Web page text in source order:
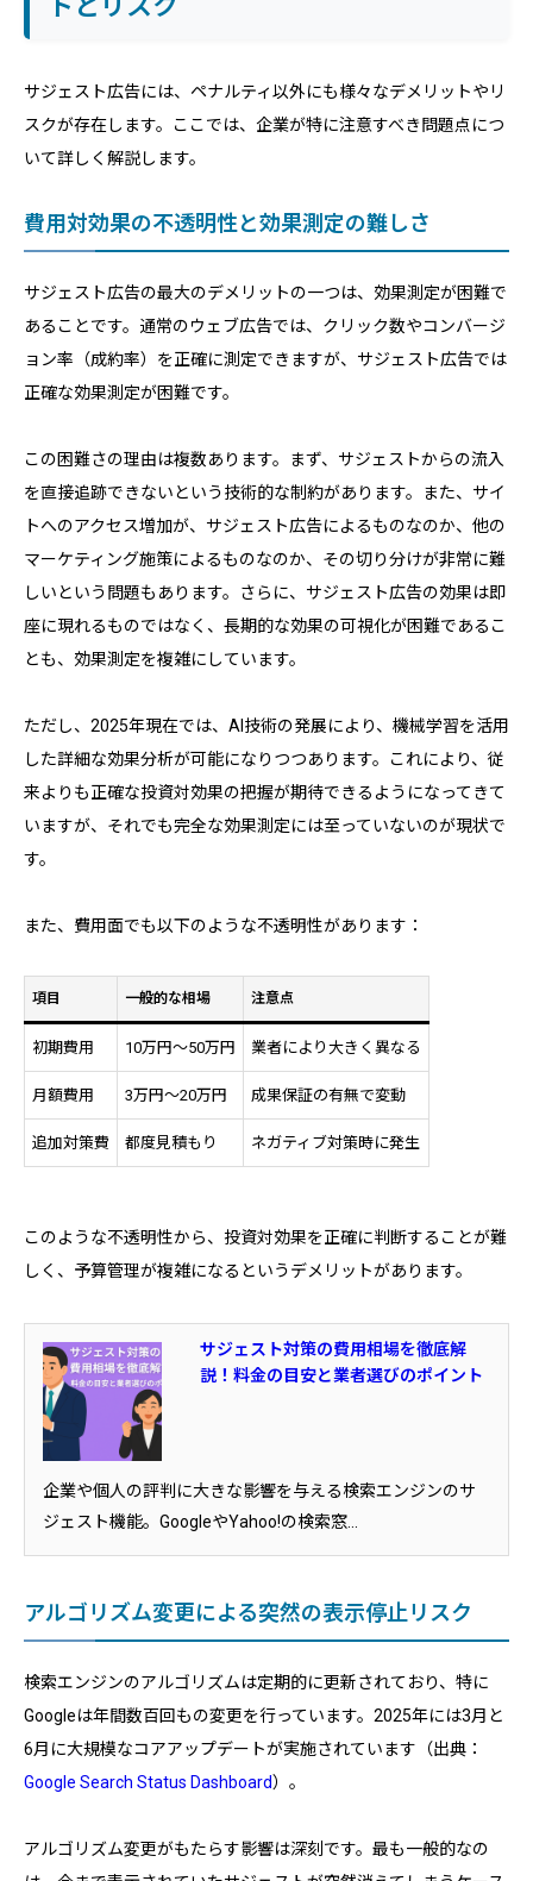
トとリスク
サジェスト広告には、ペナルティ以外にも様々なデメリットやリ
スクが存在します。ここでは、企業が特に注意すべき問題点につ
いて詳しく解説します。
費用対効果の不透明性と効果測定の難しさ
サジェスト広告の最大のデメリットの一つは、効果測定が困難で
あることです。通常のウェブ広告では、クリック数やコンバージ
ョン率（成約率）を正確に測定できますが、サジェスト広告では
正確な効果測定が困難です。
この困難さの理由は複数あります。まず、サジェストからの流入
を直接追跡できないという技術的な制約があります。また、サイ
トへのアクセス増加が、サジェスト広告によるものなのか、他の
マーケティング施策によるものなのか、その切り分けが非常に難
しいという問題もあります。さらに、サジェスト広告の効果は即
座に現れるものではなく、長期的な効果の可視化が困難であるこ
とも、効果測定を複雑にしています。
ただし、2025年現在では、AI技術の発展により、機械学習を活用
した詳細な効果分析が可能になりつつあります。これにより、従
来よりも正確な投資対効果の把握が期待できるようになってきて
いますが、それでも完全な効果測定には至っていないのが現状で
す。
また、費用面でも以下のような不透明性があります：
項目 一般的な相場 注意点
初期費用 10万円～50万円 業者により大きく異なる
月額費用 3万円～20万円 成果保証の有無で変動
追加対策費 都度見積もり ネガティブ対策時に発生
このような不透明性から、投資対効果を正確に判断することが難
しく、予算管理が複雑になるというデメリットがあります。
サジェスト対策の費用相場を徹底解
説！料金の目安と業者選びのポイント
企業や個人の評判に大きな影響を与える検索エンジンのサ
ジェスト機能。GoogleやYahoo!の検索窓...
アルゴリズム変更による突然の表示停止リスク
検索エンジンのアルゴリズムは定期的に更新されており、特に
Googleは年間数百回もの変更を行っています。2025年には3月と
6月に大規模なコアアップデートが実施されています（出典：
Google Search Status Dashboard）。
アルゴリズム変更がもたらす影響は深刻です。最も一般的なの